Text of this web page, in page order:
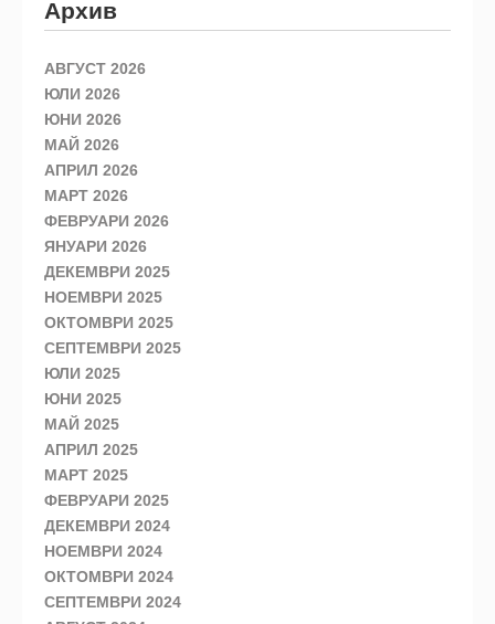
Архив
АВГУСТ 2026
ЮЛИ 2026
ЮНИ 2026
МАЙ 2026
АПРИЛ 2026
МАРТ 2026
ФЕВРУАРИ 2026
ЯНУАРИ 2026
ДЕКЕМВРИ 2025
НОЕМВРИ 2025
ОКТОМВРИ 2025
СЕПТЕМВРИ 2025
ЮЛИ 2025
ЮНИ 2025
МАЙ 2025
АПРИЛ 2025
МАРТ 2025
ФЕВРУАРИ 2025
ДЕКЕМВРИ 2024
НОЕМВРИ 2024
ОКТОМВРИ 2024
СЕПТЕМВРИ 2024